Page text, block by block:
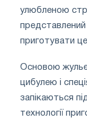
улюбленою
приготувати
Основою
цибулею і
запікаються
технології